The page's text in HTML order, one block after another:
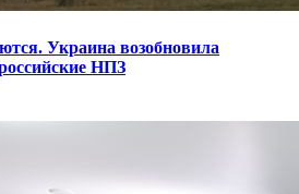
Украина возобновила
НПЗ